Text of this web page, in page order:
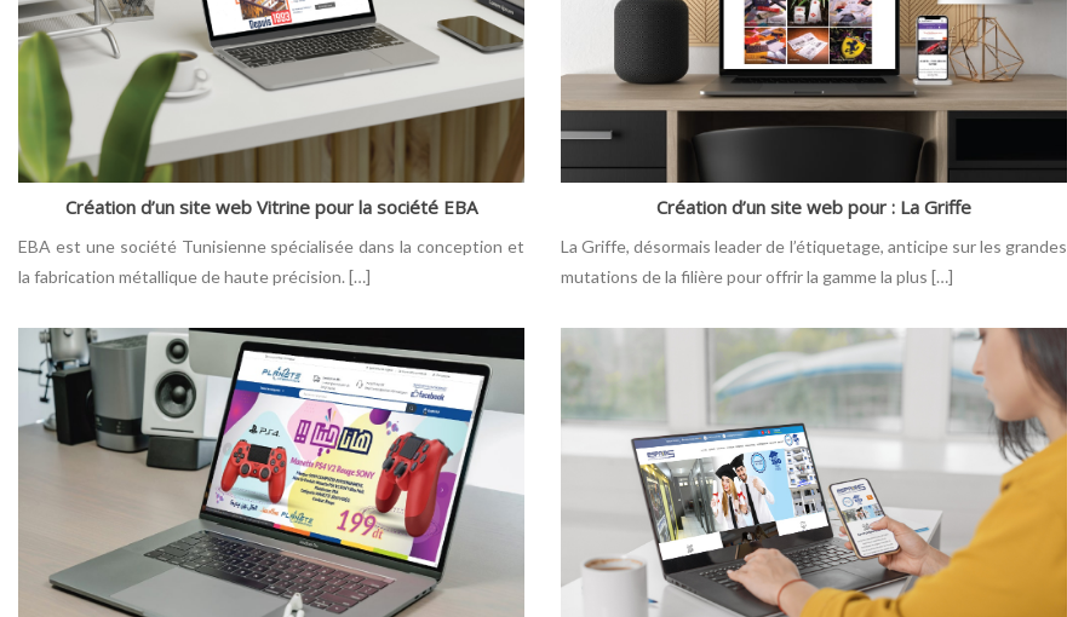
Création d’un site web Vitrine pour la société EBA
EBA est une société Tunisienne spécialisée dans la conception et
la fabrication métallique de haute précision. […]
Création d’un site web pour : La Griffe
La Griffe, désormais leader de l’étiquetage, anticipe sur les grandes
mutations de la filière pour offrir la gamme la plus […]